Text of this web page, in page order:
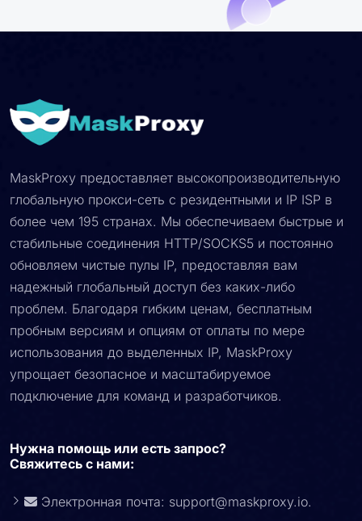
MaskProxy предоставляет высокопроизводительную
глобальную прокси-сеть с резидентными и IP ISP в
более чем 195 странах. Мы обеспечиваем быстрые и
стабильные соединения HTTP/SOCKS5 и постоянно
обновляем чистые пулы IP, предоставляя вам
надежный глобальный доступ без каких-либо
проблем. Благодаря гибким ценам, бесплатным
пробным версиям и опциям от оплаты по мере
использования до выделенных IP, MaskProxy
упрощает безопасное и масштабируемое
Свяжитесь с нами: